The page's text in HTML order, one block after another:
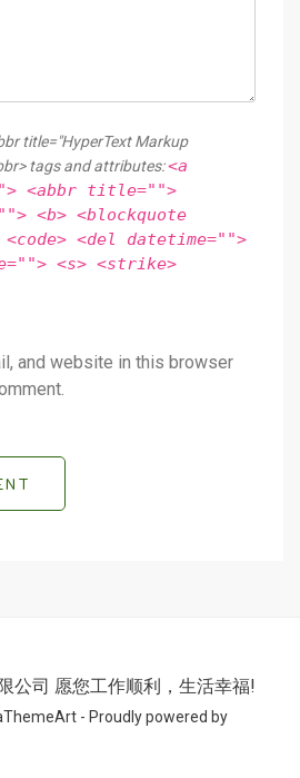
title="HyperText Markup
tags and attributes:<a
<abbr title="">
<b> <blockquote
<del datetime="">
<s> <strike>
and website in this browser
公司 愿您工作顺利，生活幸福!
- Proudly powered by